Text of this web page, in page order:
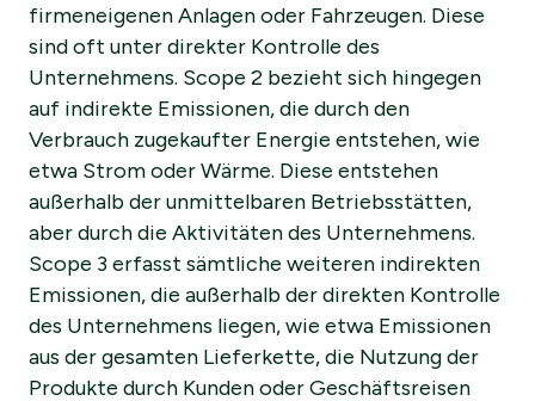
firmeneigenen Anlagen oder Fahrzeugen. Diese
sind oft unter direkter Kontrolle des
Unternehmens. Scope 2 bezieht sich hingegen
auf indirekte Emissionen, die durch den
Verbrauch zugekaufter Energie entstehen, wie
etwa Strom oder Wärme. Diese entstehen
außerhalb der unmittelbaren Betriebsstätten,
aber durch die Aktivitäten des Unternehmens.
Scope 3 erfasst sämtliche weiteren indirekten
Emissionen, die außerhalb der direkten Kontrolle
des Unternehmens liegen, wie etwa Emissionen
aus der gesamten Lieferkette, die Nutzung der
Produkte durch Kunden oder Geschäftsreisen